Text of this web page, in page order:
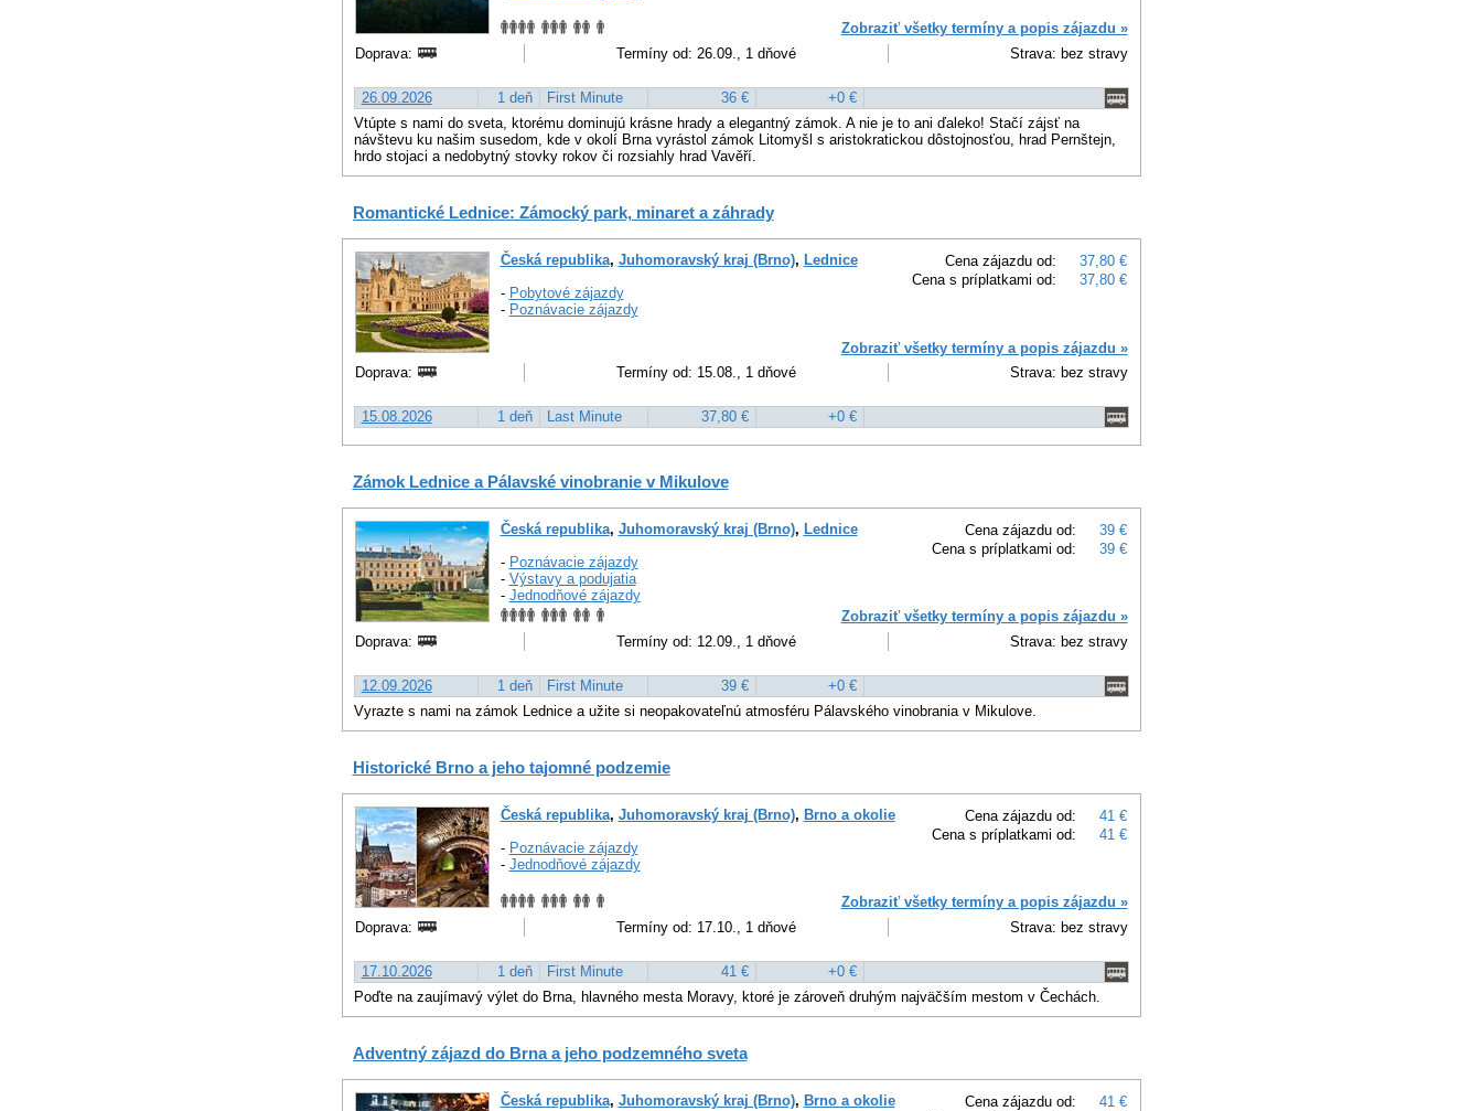
Zobraziť všetky termíny a popis zájazdu »
Doprava:
Termíny od: 26.09., 1 dňové Strava: bez stravy
26.09.2026 1 deň First Minute 36 €
+0 €
Vtúpte s nami do sveta, ktorému dominujú krásne hrady a elegantný zámok. A nie je to ani ďaleko! Stačí zájsť na
návštevu ku našim susedom, kde v okolí Brna vyrástol zámok Litomyšl s aristokratickou dôstojnosťou, hrad Pernštejn,
hrdo stojaci a nedobytný stovky rokov či rozsiahly hrad Vavěří.
Romantické Lednice: Zámocký park, minaret a záhrady
Cena zájazdu od:
37,80 €
Cena s príplatkami od:
37,80 €
Česká republika, Juhomoravský kraj (Brno), Lednice
- Pobytové zájazdy
- Poznávacie zájazdy
Zobraziť všetky termíny a popis zájazdu »
Doprava:
Termíny od: 15.08., 1 dňové Strava: bez stravy
15.08.2026 1 deň Last Minute 37,80 € +0 €
Zámok Lednice a Pálavské vinobranie v Mikulove
Cena zájazdu od:
39 €
Cena s príplatkami od:
39 €
Česká republika, Juhomoravský kraj (Brno), Lednice
- Poznávacie zájazdy
- Výstavy a podujatia
- Jednodňové zájazdy
Zobraziť všetky termíny a popis zájazdu »
Doprava:
Termíny od: 12.09., 1 dňové Strava: bez stravy
12.09.2026 1 deň First Minute 39 €
+0 €
Vyrazte s nami na zámok Lednice a užite si neopakovateľnú atmosféru Pálavského vinobrania v Mikulove.
Historické Brno a jeho tajomné podzemie
Cena zájazdu od:
41 €
Cena s príplatkami od:
41 €
Česká republika, Juhomoravský kraj (Brno), Brno a okolie
- Poznávacie zájazdy
- Jednodňové zájazdy
Zobraziť všetky termíny a popis zájazdu »
Doprava:
Termíny od: 17.10., 1 dňové Strava: bez stravy
17.10.2026 1 deň First Minute 41 €
+0 €
Poďte na zaujímavý výlet do Brna, hlavného mesta Moravy, ktoré je zároveň druhým najväčším mestom v Čechách.
Adventný zájazd do Brna a jeho podzemného sveta
Cena zájazdu od:
41 €
Česká republika, Juhomoravský kraj (Brno), Brno a okolie